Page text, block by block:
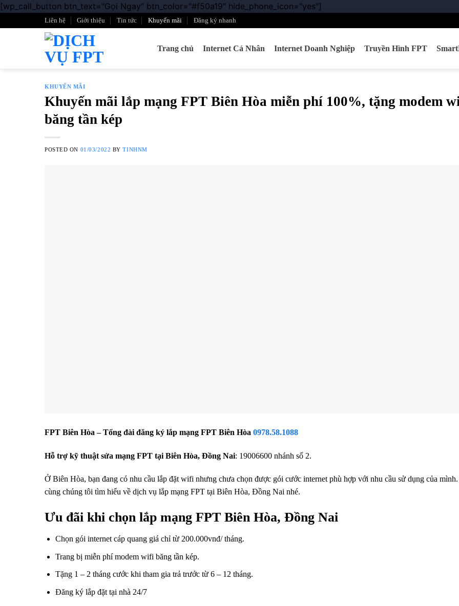
[wp_call_button btn_text="Gọi Ngay" btn_color="#f50a19" hide_phone_icon="yes"]
dung
Liên hệ Giới thiệu Tin tức Khuyến mãi Đăng ký nhanh
Trang chủ Internet Cá Nhân Internet Doanh Nghiệp Truyền Hình FPT
KHUYẾN MÃI
Khuyến mãi lắp mạng FPT Biên Hòa miễn phí 100%, tặng modem
băng tần kép
POSTED ON 01/03/2022 BYTINHNM
FPT Biên Hòa – Tổng đài đăng ký lắp mạng FPT Biên Hòa 0978.58.1088
Hỗ trợ kỹ thuật sửa mạng FPT tại Biên Hòa, Đồng Nai: 19006600 nhánh số 2.
Ở Biên Hòa, bạn đang có nhu cầu lắp đặt wifi nhưng chưa chọn được gói cước internet phù hợp với nhu cầu sử dụng của
cùng chúng tôi tìm hiểu về dịch vụ lắp mạng FPT tại Biên Hòa, Đồng Nai nhé.
Ưu đãi khi chọn lắp mạng FPT Biên Hòa, Đồng Nai
Chọn gói internet cáp quang giá chỉ từ 200.000vnđ/ tháng.
Trang bị miễn phí modem wifi băng tần kép.
Tặng 1 – 2 tháng cước khi tham gia trả trước từ 6 – 12 tháng.
Đăng ký lắp đặt tại nhà 24/7